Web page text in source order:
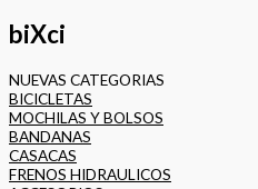
biXci
NUEVAS CATEGORIAS
BICICLETAS
MOCHILAS Y BOLSOS
BANDANAS
CASACAS
FRENOS HIDRAULICOS